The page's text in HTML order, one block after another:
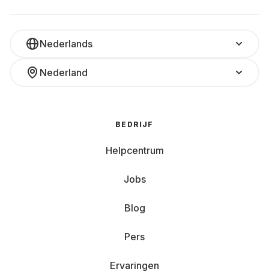
Nederlands
Nederland
BEDRIJF
Helpcentrum
Jobs
Blog
Pers
Ervaringen